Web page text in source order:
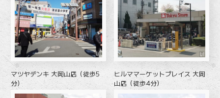
マツヤデンキ 大岡山店（徒歩5
分）
ヒルママーケットプレイス 大岡
山店（徒歩4分）